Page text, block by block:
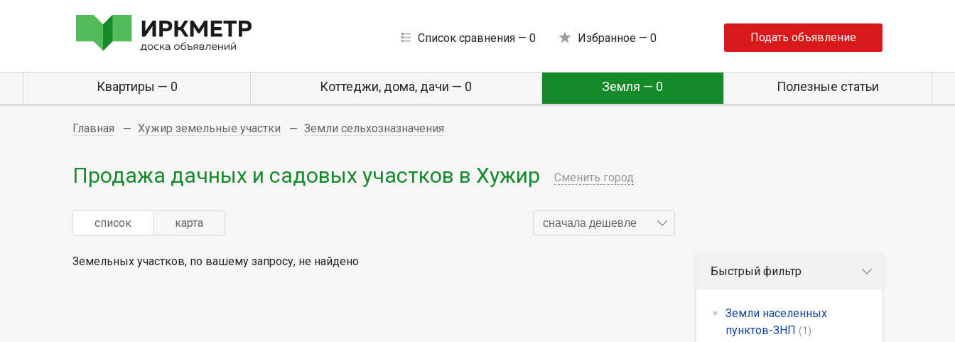
Список сравнения — 0 Избранное — 0 Подать объявление
Квартиры — 0 Коттеджи, дома, дачи — 0 Земля — 0 Полезные статьи
Главная Хужир земельные участки Земли сельхозназначения
Продажа дачных и садовых участков в Хужир Сменить город
список карта сначала дешевле
Земельных участков, по вашему запросу, не найдено
Быстрый фильтр
Земли населенных
пунктов-ЗНП (1)